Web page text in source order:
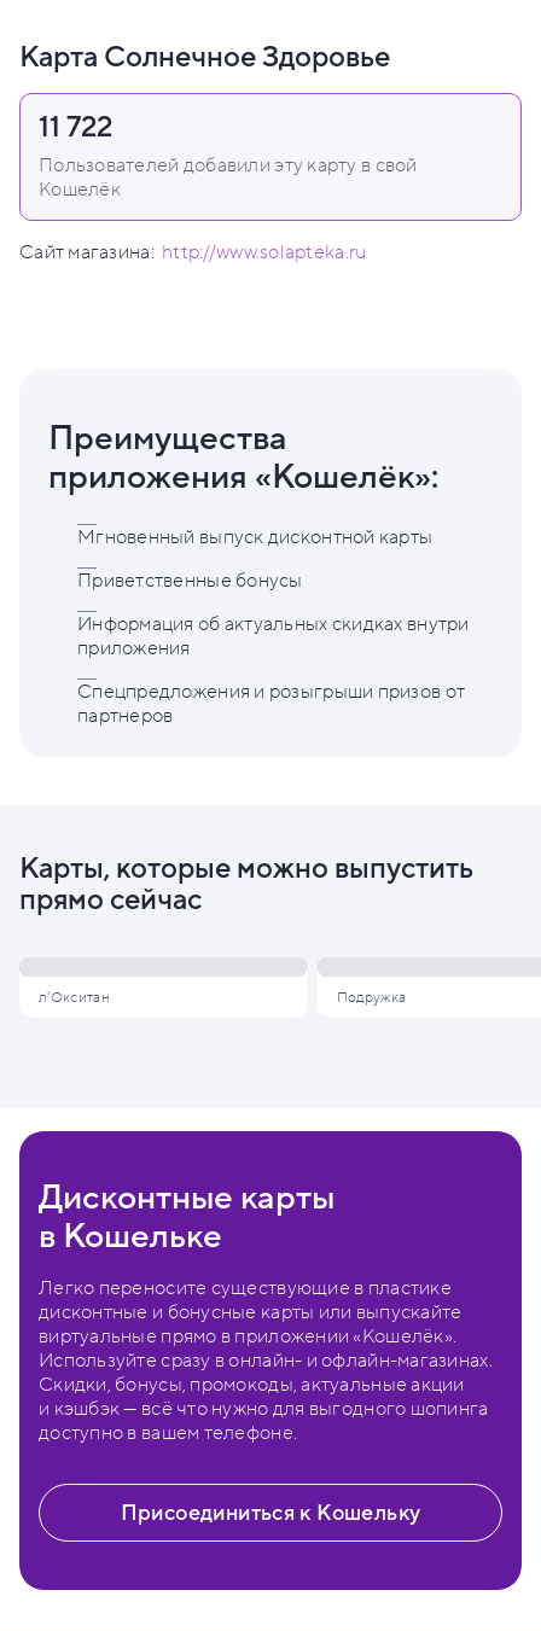
Карта Солнечное Здоровье
11 722
Пользователей добавили эту карту в свой
Кошелёк
Сайт магазина: http://www.solapteka.ru
Преимущества
приложения «Кошелёк»:
Мгновенный выпуск дисконтной карты
Приветственные бонусы
Информация об актуальных скидках внутри
приложения
Спецпредложения и розыгрыши призов от
партнеров
Карты, которые можно выпустить
прямо сейчас
л'Окситан Подружка
Дисконтные карты
в Кошельке
Легко переносите существующие в пластике
дисконтные и бонусные карты или выпускайте
виртуальные прямо в приложении «Кошелёк».
Используйте сразу в онлайн- и офлайн-магазинах.
Скидки, бонусы, промокоды, актуальные акции
и кэшбэк — всё что нужно для выгодного шопинга
доступно в вашем телефоне.
Присоединиться к Кошельку